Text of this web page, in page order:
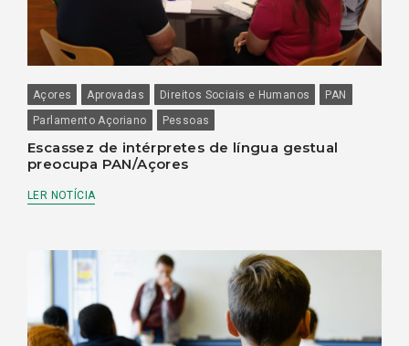
Açores Aprovadas Direitos Sociais e Humanos
PAN
Parlamento Açoriano
Pessoas
Escassez de intérpretes de língua gestual
preocupa PAN/Açores
LER NOTÍCIA